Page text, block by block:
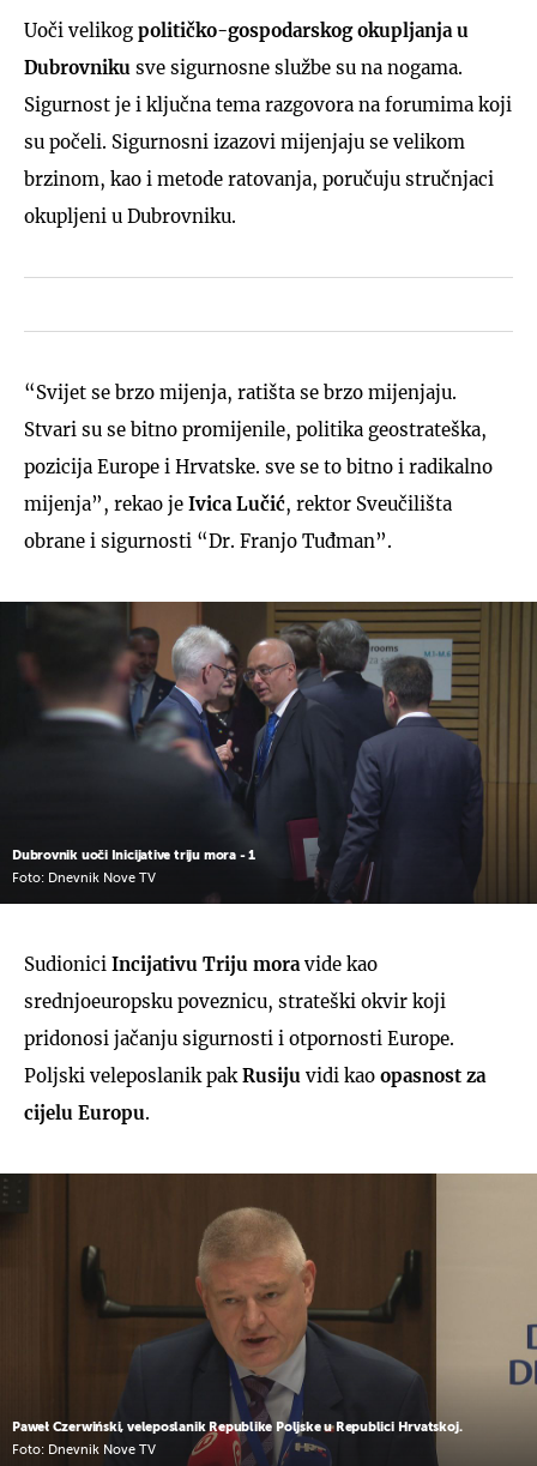
Uoči velikog političko-gospodarskog okupljanja u
Dubrovniku sve sigurnosne službe su na nogama.
Sigurnost je i ključna tema razgovora na forumima koji
su počeli. Sigurnosni izazovi mijenjaju se velikom
brzinom, kao i metode ratovanja, poručuju stručnjaci
okupljeni u Dubrovniku.
“Svijet se brzo mijenja, ratišta se brzo mijenjaju.
Stvari su se bitno promijenile, politika geostrateška,
pozicija Europe i Hrvatske. sve se to bitno i radikalno
mijenja”, rekao je Ivica Lučić, rektor Sveučilišta
obrane i sigurnosti “Dr. Franjo Tuđman”.
Dubrovnik uoči Inicijative triju mora - 1
Foto: Dnevnik Nove TV
Sudionici Incijativu Triju mora vide kao
srednjoeuropsku poveznicu, strateški okvir koji
pridonosi jačanju sigurnosti i otpornosti Europe.
Poljski veleposlanik pak Rusiju vidi kao opasnost za
cijelu Europu.
Paweł Czerwiński, veleposlanik Republike Poljske u Republici Hrvatskoj.
Foto: Dnevnik Nove TV